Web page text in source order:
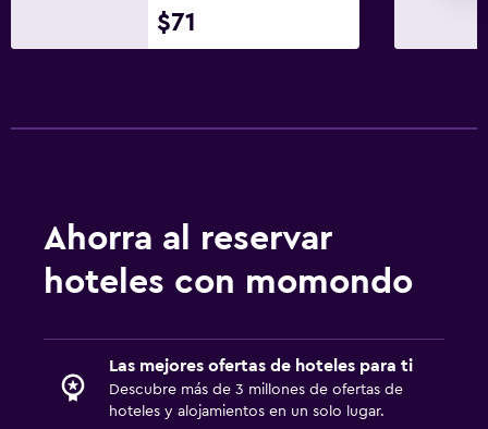
$71
Ahorra al reservar
hoteles con momondo
Las mejores ofertas de hoteles para ti
Descubre más de 3 millones de ofertas de
hoteles y alojamientos en un solo lugar.